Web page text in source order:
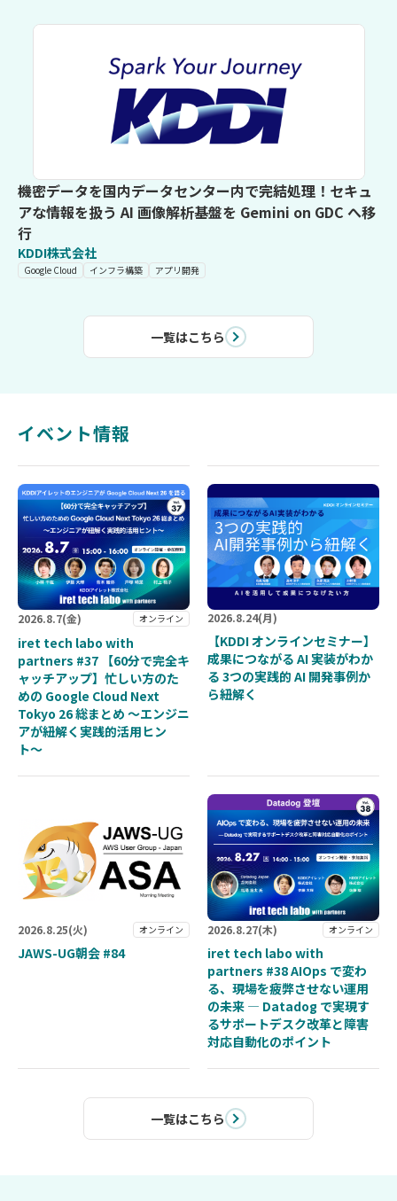
機密データを国内データセンター内で完結処理！セキュ
アな情報を扱う AI 画像解析基盤を Gemini on GDC へ移
行
KDDI株式会社
Google Cloud インフラ構築 アプリ開発
一覧はこちら
イベント情報
2026.8.7(金) オンライン
iret tech labo with
partners #37 【60分で完全キ
ャッチアップ】忙しい方のた
めの Google Cloud Next
Tokyo 26 総まとめ 〜エンジニ
アが紐解く実践的活用ヒン
ト〜
2026.8.24(月)
【KDDI オンラインセミナー】
成果につながる AI 実装がわか
る 3つの実践的 AI 開発事例か
ら紐解く
2026.8.25(火) オンライン
JAWS-UG朝会 #84
2026.8.27(木) オンライン
iret tech labo with
partners #38 AIOps で変わ
る、現場を疲弊させない運用
の未来 — Datadog で実現す
るサポートデスク改革と障害
対応自動化のポイント
一覧はこちら